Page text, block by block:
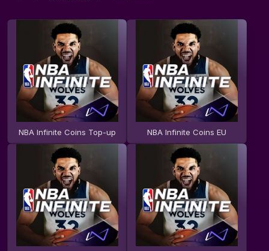
NBA Infinite Coins Top-up NBA Infinite Coins EU